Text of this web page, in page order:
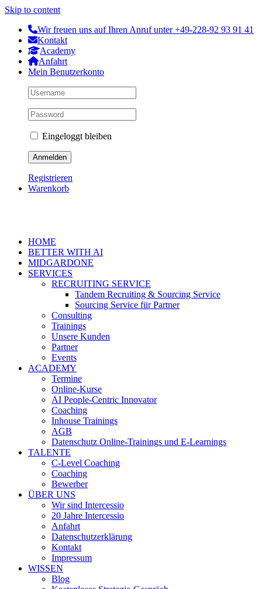
Skip to content
Wir freuen uns auf Ihren Anruf unter +49-228-92 93 91 41
Kontakt
Academy
Anfahrt
Mein Benutzerkonto
Eingeloggt bleiben
Registrieren
Warenkorb
HOME
BETTER WITH AI
MIDGARDONE
SERVICES
RECRUITING SERVICE
Tandem Recruiting & Sourcing Service
Sourcing Service für Partner
Consulting
Trainings
Unsere Kunden
Partner
Events
ACADEMY
Termine
Online-Kurse
AI People-Centric Innovator
Coaching
Inhouse Trainings
AGB
Datenschutz Online-Trainings und E-Learnings
TALENTE
C-Level Coaching
Coaching
Bewerber
ÜBER UNS
Wir sind Intercessio
20 Jahre Intercessio
Anfahrt
Datenschutzerklärung
Kontakt
Impressum
WISSEN
Blog